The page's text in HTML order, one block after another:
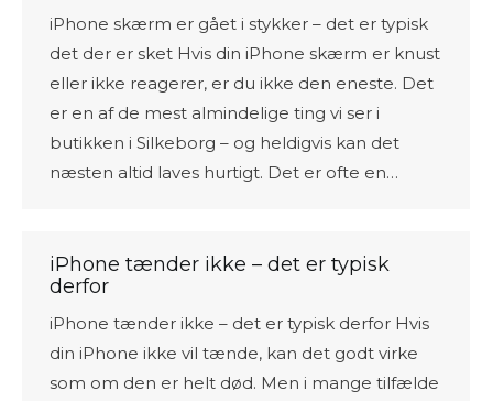
iPhone skærm er gået i stykker – det er typisk
det der er sket Hvis din iPhone skærm er knust
eller ikke reagerer, er du ikke den eneste. Det
er en af de mest almindelige ting vi ser i
butikken i Silkeborg – og heldigvis kan det
næsten altid laves hurtigt. Det er ofte en…
iPhone tænder ikke – det er typisk
derfor
iPhone tænder ikke – det er typisk derfor Hvis
din iPhone ikke vil tænde, kan det godt virke
som om den er helt død. Men i mange tilfælde